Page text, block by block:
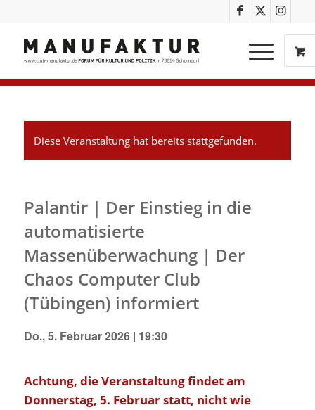
Diese Veranstaltung hat bereits stattgefunden.
Palantir | Der Einstieg in die
automatisierte
Massenüberwachung | Der
Chaos Computer Club
(Tübingen) informiert
Do., 5. Februar 2026 | 19:30
Achtung, die Veranstaltung findet am
Donnerstag, 5. Februar statt, nicht wie